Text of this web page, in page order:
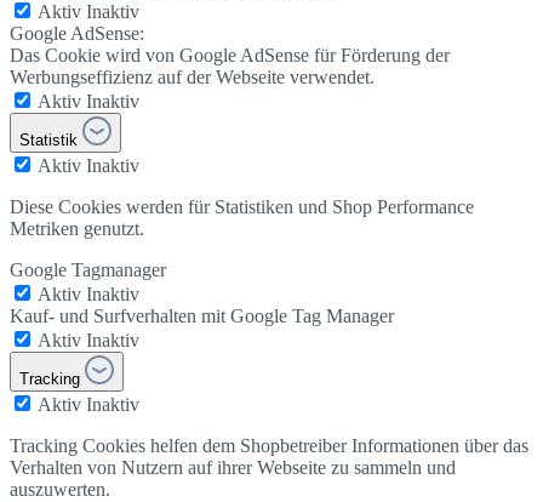
Aktiv Inaktiv
Google AdSense:
Das Cookie wird von Google AdSense für Förderung der
Werbungseffizienz auf der Webseite verwendet.
Aktiv Inaktiv
Statistik
Aktiv Inaktiv
Diese Cookies werden für Statistiken und Shop Performance
Metriken genutzt.
Google Tagmanager
Aktiv Inaktiv
Kauf- und Surfverhalten mit Google Tag Manager
Aktiv Inaktiv
Tracking
Aktiv Inaktiv
Tracking Cookies helfen dem Shopbetreiber Informationen über das
Verhalten von Nutzern auf ihrer Webseite zu sammeln und
auszuwerten.